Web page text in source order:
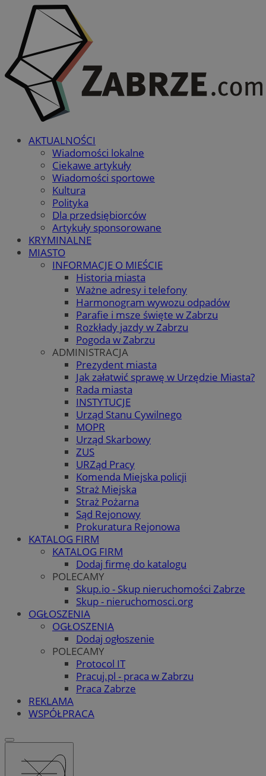
AKTUALNOŚCI
Wiadomości lokalne
Ciekawe artykuły
Wiadomości sportowe
Kultura
Polityka
Dla przedsiębiorców
Artykuły sponsorowane
KRYMINALNE
MIASTO
INFORMACJE O MIEŚCIE
Historia miasta
Ważne adresy i telefony
Harmonogram wywozu odpadów
Parafie i msze święte w Zabrzu
Rozkłady jazdy w Zabrzu
Pogoda w Zabrzu
ADMINISTRACJA
Prezydent miasta
Jak załatwić sprawę w Urzędzie Miasta?
Rada miasta
INSTYTUCJE
Urząd Stanu Cywilnego
MOPR
Urząd Skarbowy
ZUS
URZąd Pracy
Komenda Miejska policji
Straż Miejska
Straż Pożarna
Sąd Rejonowy
Prokuratura Rejonowa
KATALOG FIRM
KATALOG FIRM
Dodaj firmę do katalogu
POLECAMY
Skup.io - Skup nieruchomości Zabrze
Skup - nieruchomosci.org
OGŁOSZENIA
OGŁOSZENIA
Dodaj ogłoszenie
POLECAMY
Protocol IT
Pracuj.pl - praca w Zabrzu
Praca Zabrze
REKLAMA
WSPÓŁPRACA